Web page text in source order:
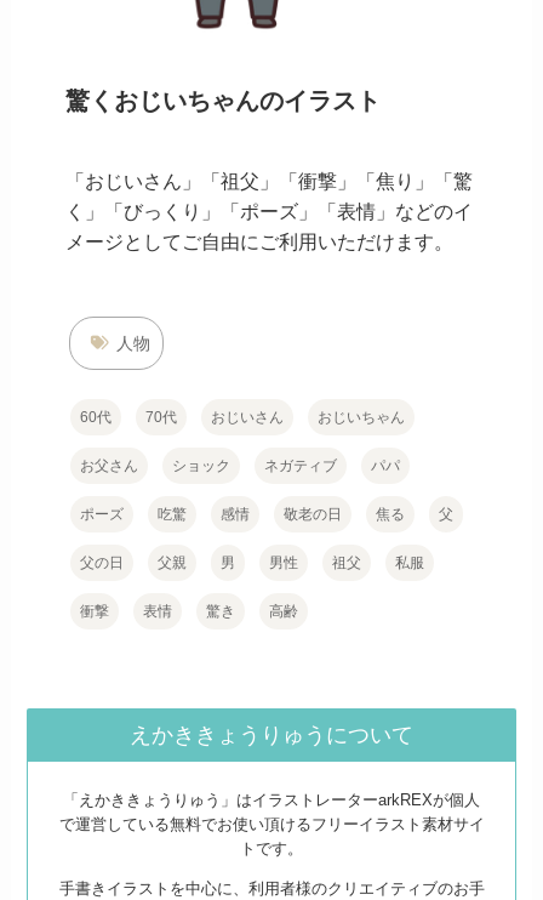
驚くおじいちゃんのイラスト
「おじいさん」「祖父」「衝撃」「焦り」「驚
く」「びっくり」「ポーズ」「表情」などのイ
メージとしてご自由にご利用いただけます。
人物
60代 70代 おじいさん おじいちゃん
お父さん ショック ネガティブ パパ
ポーズ 吃驚 感情 敬老の日 焦る 父
父の日 父親 男 男性 祖父 私服
衝撃 表情 驚き 高齢
えかききょうりゅうについて
「えかききょうりゅう」はイラストレーターarkREXが個人
で運営している無料でお使い頂けるフリーイラスト素材サイ
トです。
手書きイラストを中心に、利用者様のクリエイティブのお手